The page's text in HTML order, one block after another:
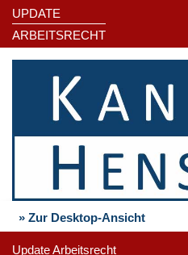
UPDATE
ARBEITSRECHT
» Zur Desktop-Ansicht
Update Arbeitsrecht